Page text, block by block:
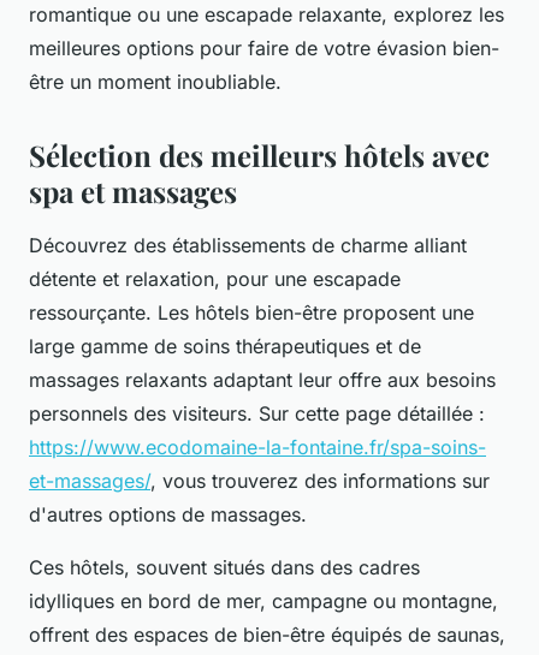
romantique ou une escapade relaxante, explorez les
meilleures options pour faire de votre évasion bien-
être un moment inoubliable.
Sélection des meilleurs hôtels avec
spa et massages
Découvrez des établissements de charme alliant
détente et relaxation, pour une escapade
ressourçante. Les hôtels bien-être proposent une
large gamme de soins thérapeutiques et de
massages relaxants adaptant leur offre aux besoins
personnels des visiteurs. Sur cette page détaillée :
https://www.ecodomaine-la-fontaine.fr/spa-soins-
et-massages/, vous trouverez des informations sur
d'autres options de massages.
Ces hôtels, souvent situés dans des cadres
idylliques en bord de mer, campagne ou montagne,
offrent des espaces de bien-être équipés de saunas,